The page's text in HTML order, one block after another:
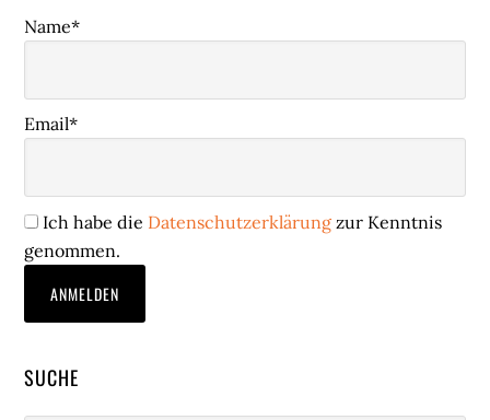
Name*
Email*
Ich habe die Datenschutzerklärung zur Kenntnis
genommen.
SUCHE